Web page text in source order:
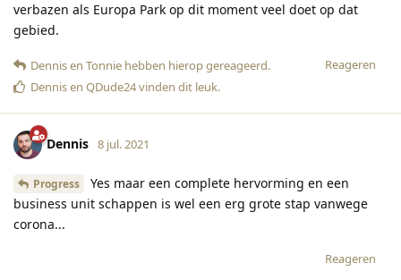
verbazen als Europa Park op dit moment veel doet op dat
gebied.
Reageren
Dennisen Tonnie hebben hierop gereageerd.
Dennisen QDude24vinden dit leuk.
Dennis 8 jul. 2021
Progress
Yes maar een complete hervorming en een
business unit schappen is wel een erg grote stap vanwege
corona...
Reageren